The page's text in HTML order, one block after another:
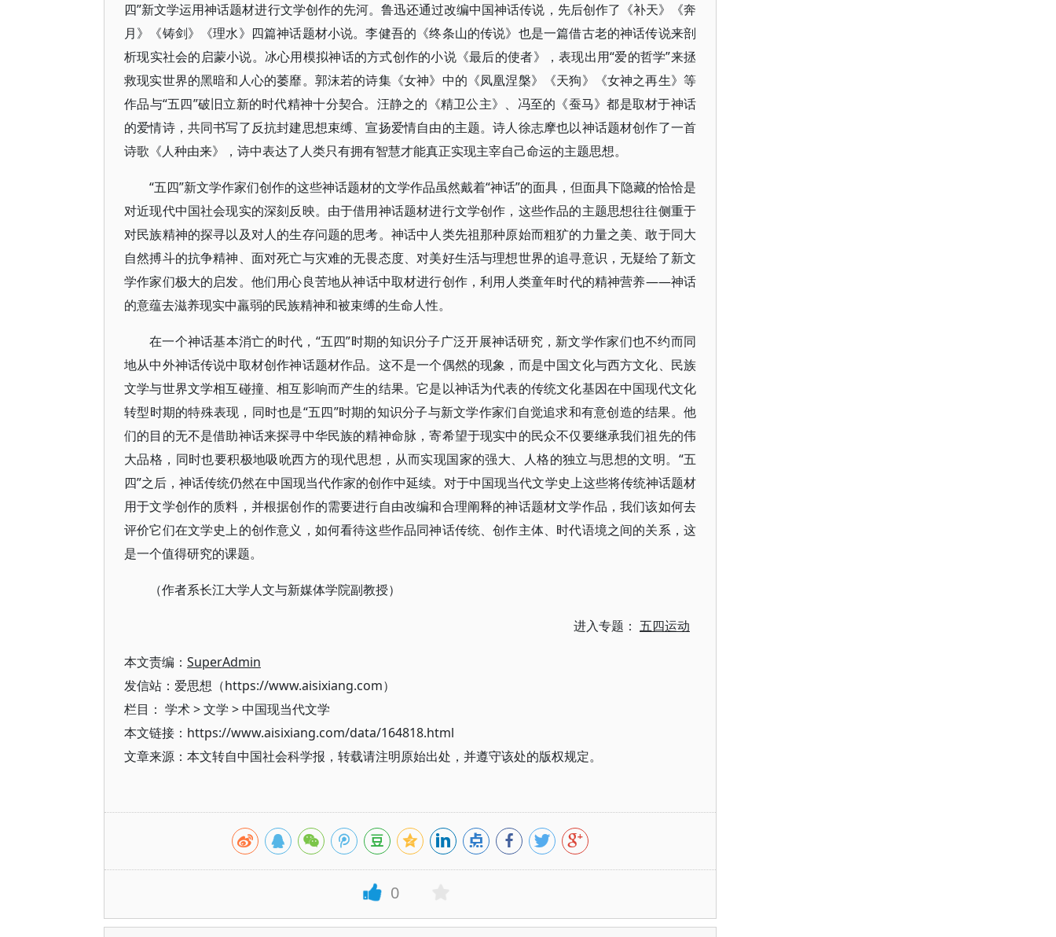
四”新文学运用神话题材进行文学创作的先河。鲁迅还通过改编中国神话传说，先后创作了《补天》《奔
月》《铸剑》《理水》四篇神话题材小说。李健吾的《终条山的传说》也是一篇借古老的神话传说来剖
析现实社会的启蒙小说。冰心用模拟神话的方式创作的小说《最后的使者》，表现出用“爱的哲学”来拯
救现实世界的黑暗和人心的萎靡。郭沫若的诗集《女神》中的《凤凰涅槃》《天狗》《女神之再生》等
作品与“五四”破旧立新的时代精神十分契合。汪静之的《精卫公主》、冯至的《蚕马》都是取材于神话
的爱情诗，共同书写了反抗封建思想束缚、宣扬爱情自由的主题。诗人徐志摩也以神话题材创作了一首
诗歌《人种由来》，诗中表达了人类只有拥有智慧才能真正实现主宰自己命运的主题思想。
“五四”新文学作家们创作的这些神话题材的文学作品虽然戴着“神话”的面具，但面具下隐藏的恰恰是
对近现代中国社会现实的深刻反映。由于借用神话题材进行文学创作，这些作品的主题思想往往侧重于
对民族精神的探寻以及对人的生存问题的思考。神话中人类先祖那种原始而粗犷的力量之美、敢于同大
自然搏斗的抗争精神、面对死亡与灾难的无畏态度、对美好生活与理想世界的追寻意识，无疑给了新文
学作家们极大的启发。他们用心良苦地从神话中取材进行创作，利用人类童年时代的精神营养——神话
的意蕴去滋养现实中羸弱的民族精神和被束缚的生命人性。
在一个神话基本消亡的时代，“五四”时期的知识分子广泛开展神话研究，新文学作家们也不约而同
地从中外神话传说中取材创作神话题材作品。这不是一个偶然的现象，而是中国文化与西方文化、民族
文学与世界文学相互碰撞、相互影响而产生的结果。它是以神话为代表的传统文化基因在中国现代文化
转型时期的特殊表现，同时也是“五四”时期的知识分子与新文学作家们自觉追求和有意创造的结果。他
们的目的无不是借助神话来探寻中华民族的精神命脉，寄希望于现实中的民众不仅要继承我们祖先的伟
大品格，同时也要积极地吸吮西方的现代思想，从而实现国家的强大、人格的独立与思想的文明。“五
四”之后，神话传统仍然在中国现当代作家的创作中延续。对于中国现当代文学史上这些将传统神话题材
用于文学创作的质料，并根据创作的需要进行自由改编和合理阐释的神话题材文学作品，我们该如何去
评价它们在文学史上的创作意义，如何看待这些作品同神话传统、创作主体、时代语境之间的关系，这
是一个值得研究的课题。
（作者系长江大学人文与新媒体学院副教授）
进入专题： 五四运动
本文责编： SuperAdmin
发信站：爱思想（https://www.aisixiang.com）
栏目： 学术>文学 >中国现当代文学
本文链接：https://www.aisixiang.com/data/164818.html
文章来源：本文转自中国社会科学报，转载请注明原始出处，并遵守该处的版权规定。
0